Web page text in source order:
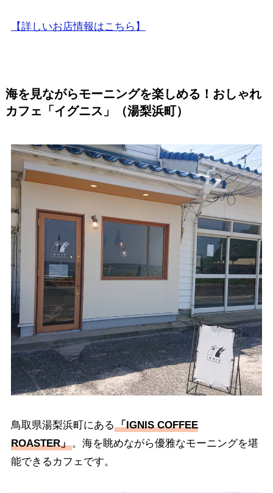
【詳しいお店情報はこちら】
海を見ながらモーニングを楽しめる！おしゃれ
カフェ「イグニス」（湯梨浜町）
鳥取県湯梨浜町にある 「IGNIS COFFEE
ROASTER」。海を眺めながら優雅なモーニングを堪
能できるカフェです。